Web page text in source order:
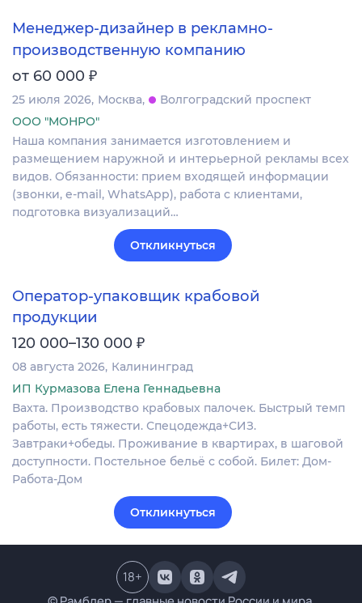
Менеджер-дизайнер в рекламно-
производственную компанию
от 60 000 ₽
25 июля 2026 Москва
Волгоградский проспект
ООО "МОНРО"
Наша компания занимается изготовлением и
размещением наружной и интерьерной рекламы всех
видов. Обязанности: прием входящей информации
(звонки, e-mail, WhatsApp), работа с клиентами,
подготовка визуализаций…
Откликнуться
Оператор-упаковщик крабовой
продукции
120 000–130 000 ₽
08 августа 2026 Калининград
ИП Курмазова Елена Геннадьевна
Вахта. Производство крабовых палочек. Быстрый темп
работы, есть тяжести. Спецодежда+СИЗ.
Завтраки+обеды. Проживание в квартирах, в шаговой
доступности. Постельное бельё с собой. Билет: Дом-
Работа-Дом
Откликнуться
18+